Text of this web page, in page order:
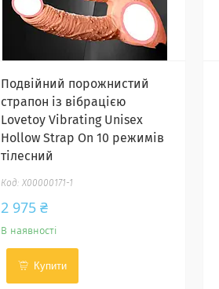
Подвійний порожнистий
страпон із вібрацією
Lovetoy Vibrating Unisex
Hollow Strap On 10 режимів
тілесний
X00000171-1
2 975 ₴
В наявності
Купити